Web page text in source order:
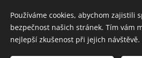
Olomoucký kraj (Okres
Okolí)
Zlínský kraj (Okres
Používáme cookies, abychom zajistili
bezpečnost našich stránek. Tím vám
nejlepší zkušenost při jejich návštěvě.